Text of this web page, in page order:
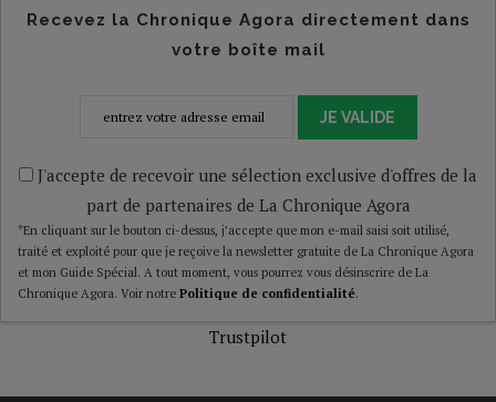
Recevez la Chronique Agora directement dans
votre boîte mail
JE VALIDE
J'accepte de recevoir une sélection exclusive d'offres de la
part de partenaires de La Chronique Agora
*En cliquant sur le bouton ci-dessus, j’accepte que mon e-mail saisi soit utilisé,
traité et exploité pour que je reçoive la newsletter gratuite de La Chronique Agora
et mon Guide Spécial. A tout moment, vous pourrez vous désinscrire de La
Chronique Agora. Voir notre Politique de confidentialité.
Trustpilot